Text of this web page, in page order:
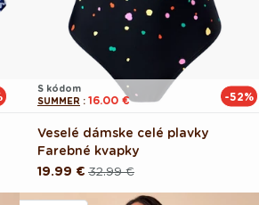
S kódom
SUMMER : 16.00 € -52%
Veselé dámske celé plavky
Farebné kvapky
Pôvodná32.99 €
Akciová
19.99 €